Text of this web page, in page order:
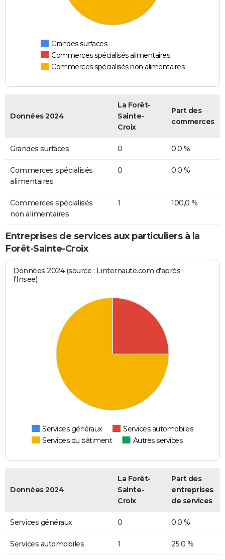
Grandes surfaces
Commerces spécialisés alimentaires
Commerces spécialisés non alimentaires
Données 2024
La Forêt-
Sainte-
Croix
Part des
commerces
Grandes surfaces 0 0,0 %
Commerces spécialisés
alimentaires
0 0,0 %
Commerces spécialisés
non alimentaires
1 100,0 %
Entreprises de services aux particuliers à la
Forêt-Sainte-Croix
Données 2024 (source : Linternaute.com d'après
l'Insee)
Services généraux
Services automobiles
Services du bâtiment
Autres services
Données 2024
La Forêt-
Sainte-
Croix
Part des
entreprises
de services
Services généraux 0 0,0 %
Services automobiles 1 25,0 %